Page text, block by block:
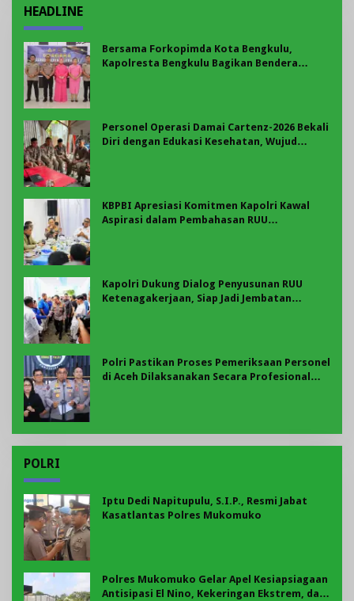
HEADLINE
Bersama Forkopimda Kota Bengkulu,
Kapolresta Bengkulu Bagikan Bendera
Personel Operasi Damai Cartenz-2026 Bekali
Diri dengan Edukasi Kesehatan, Wujud
KBPBI Apresiasi Komitmen Kapolri Kawal
Aspirasi dalam Pembahasan RUU
Kapolri Dukung Dialog Penyusunan RUU
Ketenagakerjaan, Siap Jadi Jembatan
Polri Pastikan Proses Pemeriksaan Personel
di Aceh Dilaksanakan Secara Profesional
POLRI
Iptu Dedi Napitupulu, S.I.P., Resmi Jabat
Kasatlantas Polres Mukomuko
Polres Mukomuko Gelar Apel Kesiapsiagaan
Antisipasi El Nino, Kekeringan Ekstrem, dan